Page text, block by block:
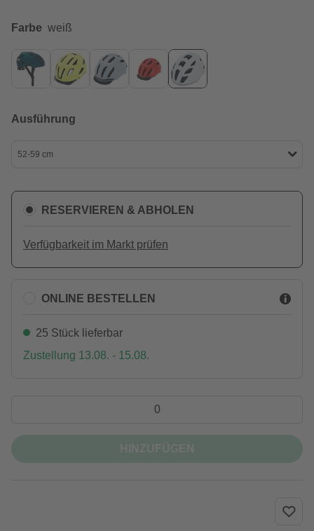
Farbe weiß
Ausführung
52-59 cm
RESERVIEREN & ABHOLEN
Verfügbarkeit im Markt prüfen
ONLINE BESTELLEN
25 Stück lieferbar
Zustellung 13.08. - 15.08.